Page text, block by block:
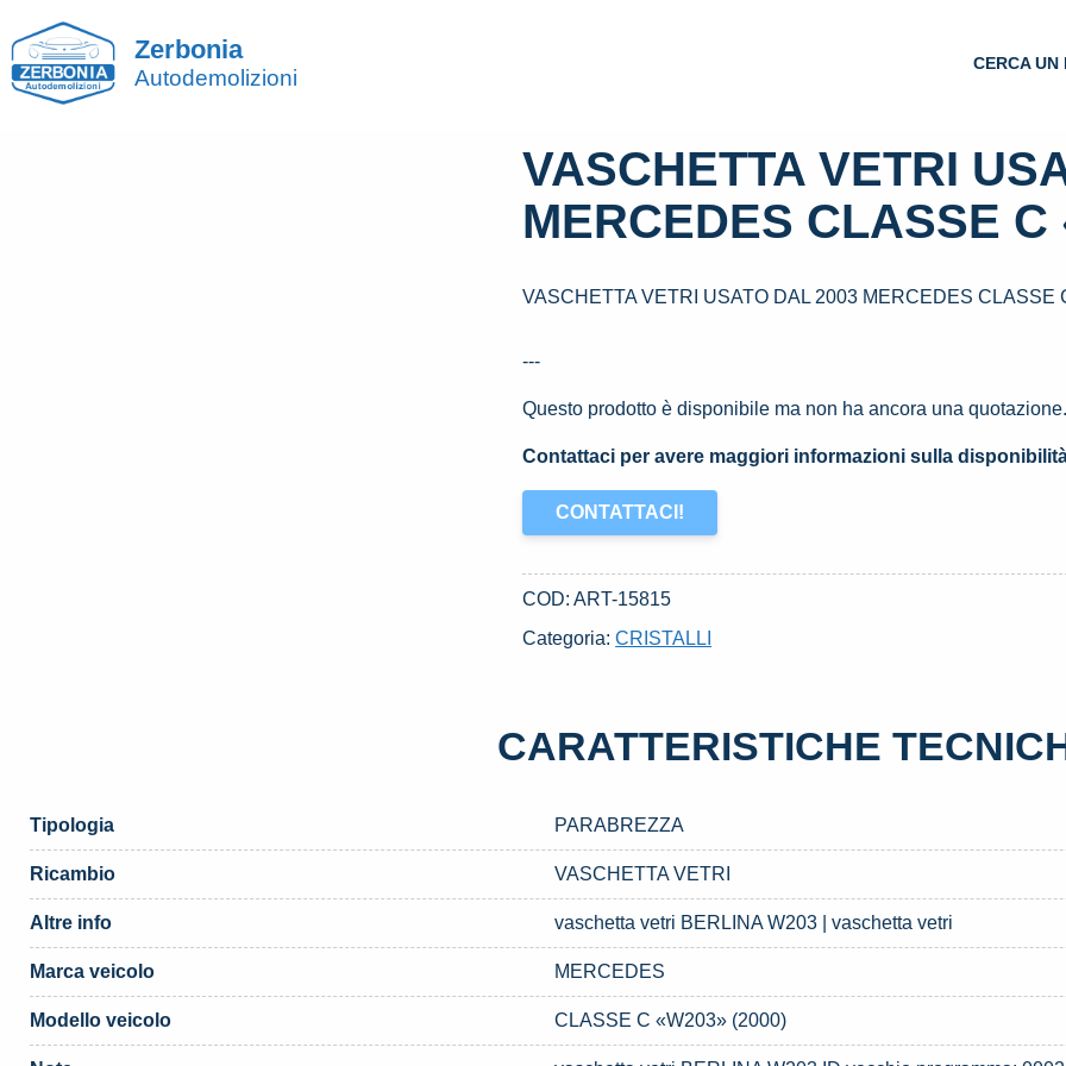
Zerbonia
Autodemolizioni
CERCA UN
VASCHETTA VETRI
MERCEDES CLASSE C
VASCHETTA VETRI USATO DAL 2003 MERCEDES CLASSE
---
Questo prodotto è disponibile ma non ha ancora una
Contattaci per avere maggiori informazioni sulla
CONTATTACI!
COD:ART-15815
Categoria:CRISTALLI
CARATTERISTICHE
Tipologia PARABREZZA
Ricambio VASCHETTA VETRI
Altre info vaschetta vetri BERLINA W203 | vaschetta vetri
Marca veicolo MERCEDES
Modello veicolo CLASSE C «W203» (2000)